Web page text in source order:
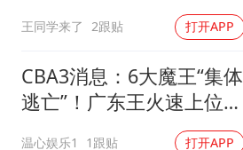
王同学来了 2跟贴 打开APP
CBA3消息：6大魔王“集体
逃亡”！广东王火速上位，
温心娱乐1 1跟贴 打开APP